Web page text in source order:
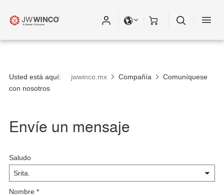
Usted está aquí: jwwinco.mx Compañía
Comuníquese
con nosotros
Envíe un mensaje
Saludo
Nombre *